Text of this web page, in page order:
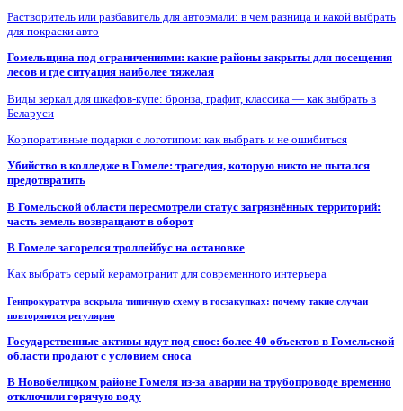
Растворитель или разбавитель для автоэмали: в чем разница и какой выбрать
для покраски авто
Гомельщина под ограничениями: какие районы закрыты для посещения
лесов и где ситуация наиболее тяжелая
Виды зеркал для шкафов-купе: бронза, графит, классика — как выбрать в
Беларуси
Корпоративные подарки с логотипом: как выбрать и не ошибиться
Убийство в колледже в Гомеле: трагедия, которую никто не пытался
предотвратить
В Гомельской области пересмотрели статус загрязнённых территорий:
часть земель возвращают в оборот
В Гомеле загорелся троллейбус на остановке
Как выбрать серый керамогранит для современного интерьера
Генпрокуратура вскрыла типичную схему в госзакупках: почему такие случаи
повторяются регулярно
Государственные активы идут под снос: более 40 объектов в Гомельской
области продают с условием сноса
В Новобелицком районе Гомеля из-за аварии на трубопроводе временно
отключили горячую воду